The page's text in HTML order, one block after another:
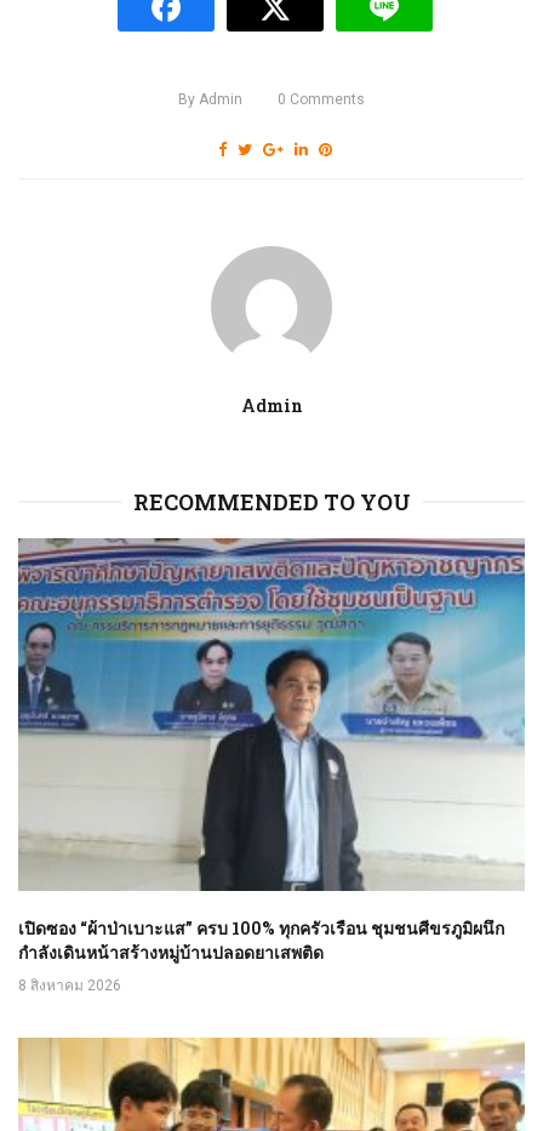
By Admin 0 Comments
Admin
RECOMMENDED TO YOU
เปิดซอง “ผ้าป่าเบาะแส” ครบ 100% ทุกครัวเรือน ชุมชนศีขรภูมิผนึก
กำลังเดินหน้าสร้างหมู่บ้านปลอดยาเสพติด
8 สิงหาคม 2026